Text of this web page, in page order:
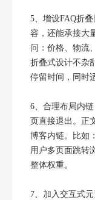
5、增设FAQ折
容，还能承接大
问：价格、物流
折叠式设计不杂
停留时间，同时
6、合理布局内
页直接退出。正
博客内链。比如
用户多页面跳转
整体权重。
7、加入交互式